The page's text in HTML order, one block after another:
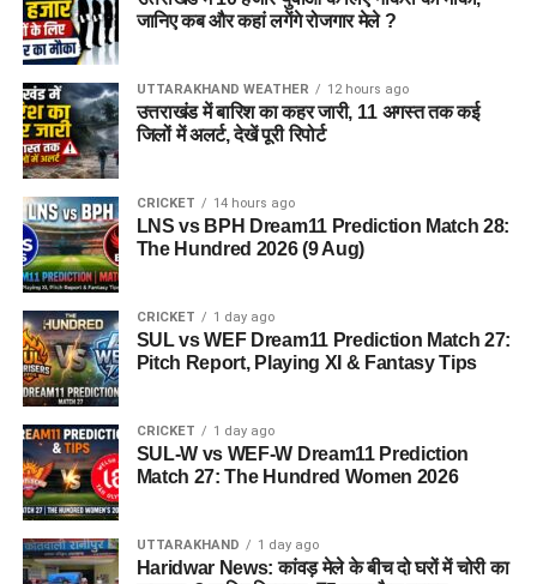
जानिए कब और कहां लगेंगे रोजगार मेले ?
UTTARAKHAND WEATHER 12 hours ago
उत्तराखंड में बारिश का कहर जारी, 11 अगस्त तक कई
जिलों में अलर्ट, देखें पूरी रिपोर्ट
CRICKET 14 hours ago
LNS vs BPH Dream11 Prediction Match 28:
The Hundred 2026 (9 Aug)
CRICKET 1 day ago
SUL vs WEF Dream11 Prediction Match 27:
Pitch Report, Playing XI & Fantasy Tips
CRICKET 1 day ago
SUL-W vs WEF-W Dream11 Prediction
Match 27: The Hundred Women 2026
UTTARAKHAND 1 day ago
Haridwar News: कांवड़ मेले के बीच दो घरों में चोरी का